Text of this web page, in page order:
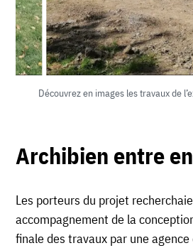
Découvrez en images les travaux de
Archibien entre
Les porteurs du projet
accompagnement de la
finale des travaux par une agence